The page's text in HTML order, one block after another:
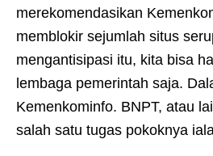
merekomendasikan
memblokir sejumlah situs
mengantisipasi itu, kita bisa
lembaga pemerintah saja.
Kemenkominfo. BNPT, atau
salah satu tugas pokoknya